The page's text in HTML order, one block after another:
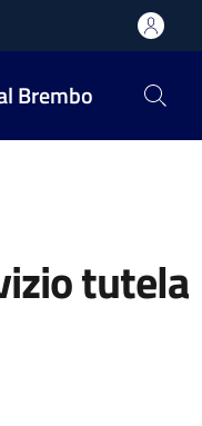
Brembo
tutela